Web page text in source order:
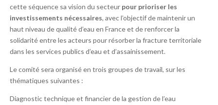
cette séquence sa vision du secteur pour prioriser les
investissements nécessaires, avec l’objectif de maintenir un
haut niveau de qualité d’eau en France et de renforcer la
solidarité entre les acteurs pour résorber la fracture territoriale
dans les services publics d’eau et d’assainissement.
Le comité sera organisé en trois groupes de travail, sur les
thématiques suivantes :
Diagnostic technique et financier de la gestion de l’eau